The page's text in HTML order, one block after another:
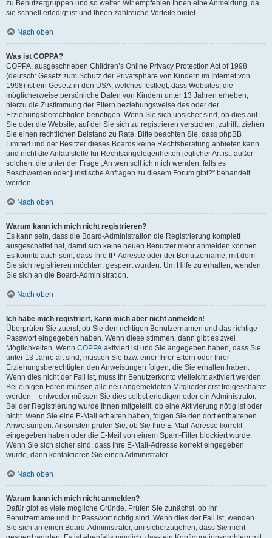
zu Benutzergruppen und so weiter. Wir empfehlen Ihnen eine Anmeldung, da
sie schnell erledigt ist und Ihnen zahlreiche Vorteile bietet.
Nach oben
Was ist COPPA?
COPPA, ausgeschrieben Children’s Online Privacy Protection Act of 1998
(deutsch: Gesetz zum Schutz der Privatsphäre von Kindern im Internet von
1998) ist ein Gesetz in den USA, welches festlegt, dass Websites, die
möglicherweise persönliche Daten von Kindern unter 13 Jahren erheben,
hierzu die Zustimmung der Eltern beziehungsweise des oder der
Erziehungsberechtigten benötigen. Wenn Sie sich unsicher sind, ob dies auf
Sie oder die Website, auf der Sie sich zu registrieren versuchen, zutrifft, ziehen
Sie einen rechtlichen Beistand zu Rate. Bitte beachten Sie, dass phpBB
Limited und der Besitzer dieses Boards keine Rechtsberatung anbieten kann
und nicht die Anlaufstelle für Rechtsangelegenheiten jeglicher Art ist; außer
solchen, die unter der Frage „An wen soll ich mich wenden, falls es
Beschwerden oder juristische Anfragen zu diesem Forum gibt?“ behandelt
werden.
Nach oben
Warum kann ich mich nicht registrieren?
Es kann sein, dass die Board-Administration die Registrierung komplett
ausgeschaltet hat, damit sich keine neuen Benutzer mehr anmelden können.
Es könnte auch sein, dass Ihre IP-Adresse oder der Benutzername, mit dem
Sie sich registrieren möchten, gesperrt wurden. Um Hilfe zu erhalten, wenden
Sie sich an die Board-Administration.
Nach oben
Ich habe mich registriert, kann mich aber nicht anmelden!
Überprüfen Sie zuerst, ob Sie den richtigen Benutzernamen und das richtige
Passwort eingegeben haben. Wenn diese stimmen, dann gibt es zwei
Möglichkeiten. Wenn COPPA aktiviert ist und Sie angegeben haben, dass Sie
unter 13 Jahre alt sind, müssen Sie bzw. einer Ihrer Eltern oder Ihrer
Erziehungsberechtigten den Anweisungen folgen, die Sie erhalten haben.
Wenn dies nicht der Fall ist, muss Ihr Benutzerkonto vielleicht aktiviert werden.
Bei einigen Foren müssen alle neu angemeldeten Mitglieder erst freigeschaltet
werden – entweder müssen Sie dies selbst erledigen oder ein Administrator.
Bei der Registrierung wurde Ihnen mitgeteilt, ob eine Aktivierung nötig ist oder
nicht. Wenn Sie eine E-Mail erhalten haben, folgen Sie den dort enthaltenen
Anweisungen. Ansonsten prüfen Sie, ob Sie Ihre E-Mail-Adresse korrekt
eingegeben haben oder die E-Mail von einem Spam-Filter blockiert wurde.
Wenn Sie sich sicher sind, dass Ihre E-Mail-Adresse korrekt eingegeben
wurde, dann kontaktieren Sie einen Administrator.
Nach oben
Warum kann ich mich nicht anmelden?
Dafür gibt es viele mögliche Gründe. Prüfen Sie zunächst, ob Ihr
Benutzername und Ihr Passwort richtig sind. Wenn dies der Fall ist, wenden
Sie sich an einen Board-Administrator, um sicherzugehen, dass Sie nicht